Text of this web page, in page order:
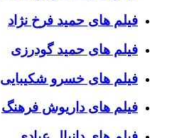
فیلم های حمید فرخ نژاد
فیلم های حمید گودرزی
فیلم های خسرو شکیبایی
فیلم های داریوش فرهنگ